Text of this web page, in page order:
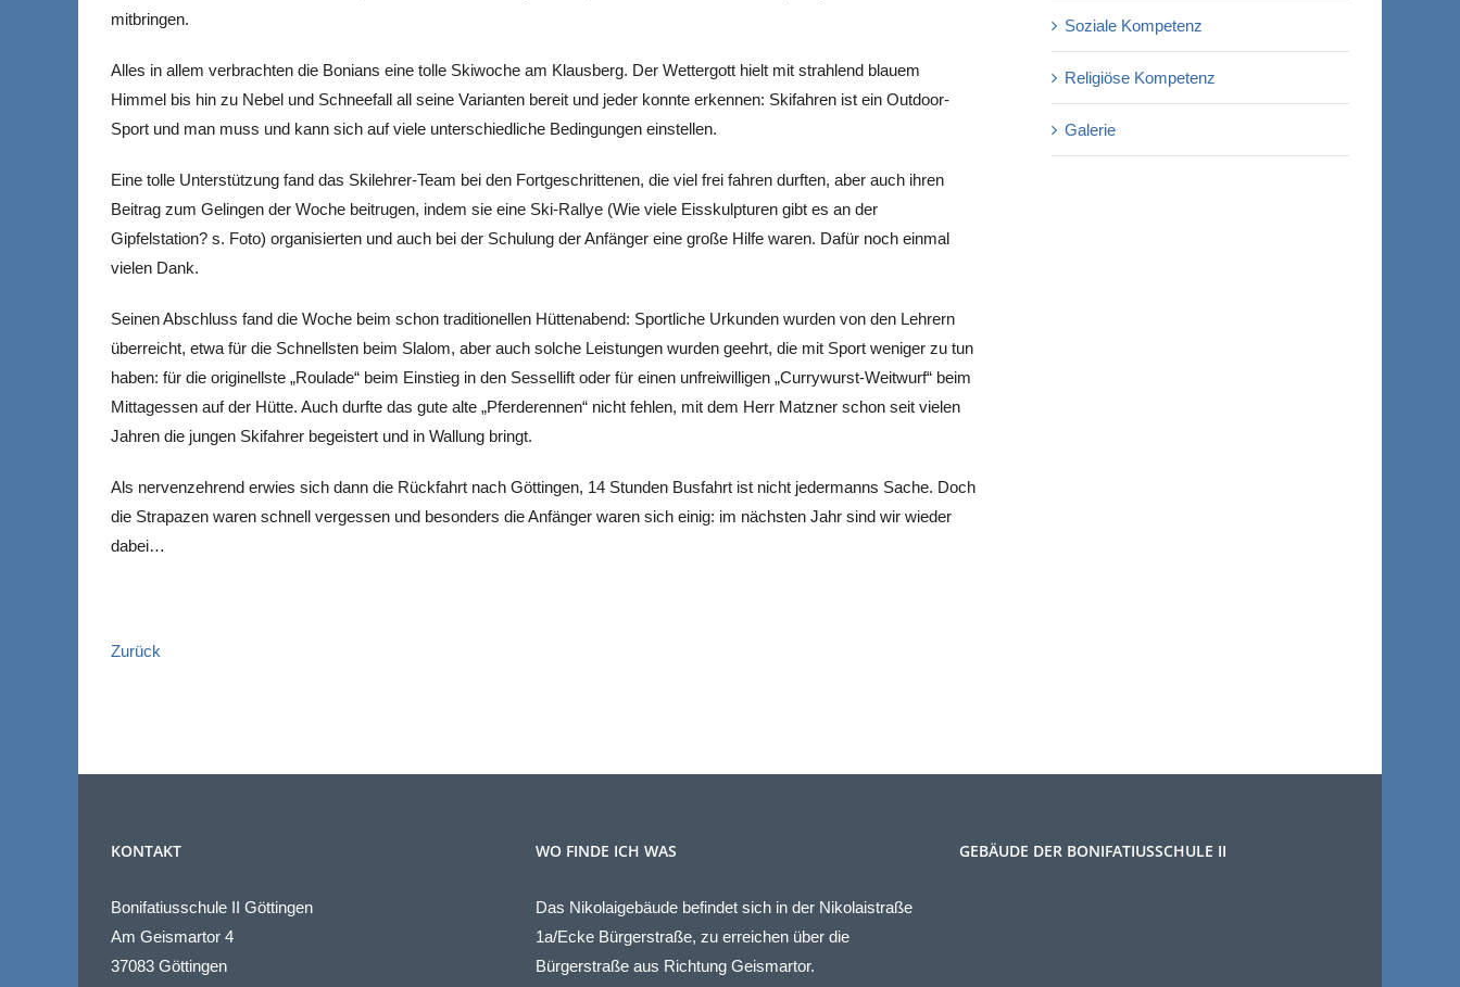
mitbringen.
Alles in allem verbrachten die Bonians eine tolle Skiwoche am Klausberg. Der Wettergott hielt mit strahlend blauem
Himmel bis hin zu Nebel und Schneefall all seine Varianten bereit und jeder konnte erkennen: Skifahren ist ein Outdoor-
Sport und man muss und kann sich auf viele unterschiedliche Bedingungen einstellen.
Eine tolle Unterstützung fand das Skilehrer-Team bei den Fortgeschrittenen, die viel frei fahren durften, aber auch ihren
Beitrag zum Gelingen der Woche beitrugen, indem sie eine Ski-Rallye (Wie viele Eisskulpturen gibt es an der
Gipfelstation? s. Foto) organisierten und auch bei der Schulung der Anfänger eine große Hilfe waren. Dafür noch einmal
vielen Dank.
Seinen Abschluss fand die Woche beim schon traditionellen Hüttenabend: Sportliche Urkunden wurden von den Lehrern
überreicht, etwa für die Schnellsten beim Slalom, aber auch solche Leistungen wurden geehrt, die mit Sport weniger zu tun
haben: für die originellste „Roulade“ beim Einstieg in den Sessellift oder für einen unfreiwilligen „Currywurst-Weitwurf“ beim
Mittagessen auf der Hütte. Auch durfte das gute alte „Pferderennen“ nicht fehlen, mit dem Herr Matzner schon seit vielen
Jahren die jungen Skifahrer begeistert und in Wallung bringt.
Als nervenzehrend erwies sich dann die Rückfahrt nach Göttingen, 14 Stunden Busfahrt ist nicht jedermanns Sache. Doch
die Strapazen waren schnell vergessen und besonders die Anfänger waren sich einig: im nächsten Jahr sind wir wieder
dabei…
Zurück
Soziale Kompetenz
Religiöse Kompetenz
Galerie
KONTAKT
Bonifatiusschule II Göttingen
Am Geismartor 4
37083 Göttingen
WO FINDE ICH WAS
Das Nikolaigebäude befindet sich in der Nikolaistraße
1a/Ecke Bürgerstraße, zu erreichen über die
Bürgerstraße aus Richtung Geismartor.
GEBÄUDE DER BONIFATIUSSCHULE II